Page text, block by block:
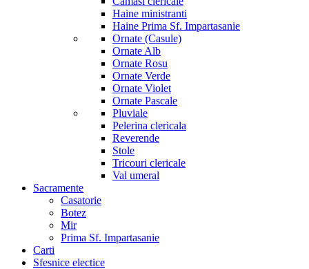
Haine ministranti
Haine Prima Sf. Impartasanie
Ornate (Casule)
Ornate Alb
Ornate Rosu
Ornate Verde
Ornate Violet
Ornate Pascale
Pluviale
Pelerina clericala
Reverende
Stole
Tricouri clericale
Val umeral
Sacramente
Casatorie
Botez
Mir
Prima Sf. Impartasanie
Carti
Sfesnice electice